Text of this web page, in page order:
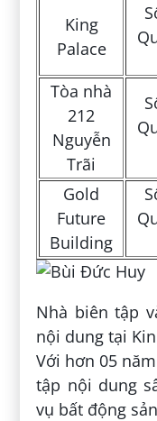
King
Palace
Tòa nhà
212
Nguyễn
Trãi
Gold
Future
Building
Nhà biên tập
nội dung tại
Với hơn 05
tập nội dung
vụ bất động